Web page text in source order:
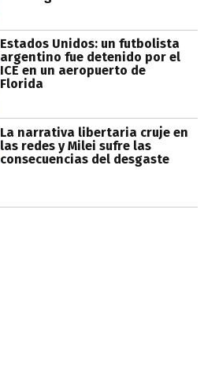
Estados Unidos: un futbolista
argentino fue detenido por el
ICE en un aeropuerto de
Florida
La narrativa libertaria cruje en
las redes y Milei sufre las
consecuencias del desgaste